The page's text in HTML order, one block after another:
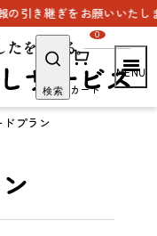
引き継ぎをお願いいたしま
検索 カート
0
ドプラン